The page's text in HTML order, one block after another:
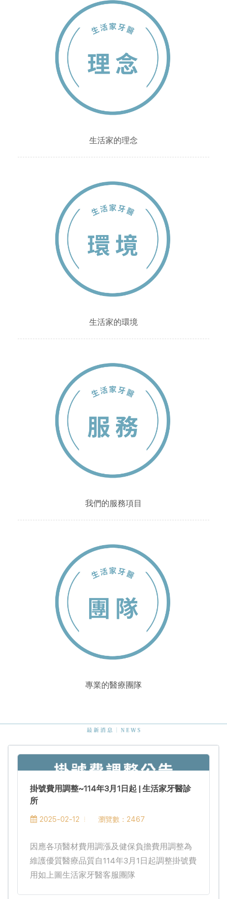
生活家的理念
生活家的環境
我們的服務項目
專業的醫療團隊
掛號費用調整~114年3月1日起 | 生活家牙醫診
所
2025-02-12 瀏覽數：2467
因應各項醫材費用調漲及健保負擔費用調整為
維護優質醫療品質自114年3月1日起調整掛號費
用如上圖生活家牙醫客服團隊